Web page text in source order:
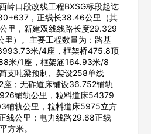
岭口段改线工程BXSG标段起讫
，正线长38.46公里（其
里，新建双线线路长度29.329
）。主要工程数量为：路基
米/4座，框架桥475.8顶
米/1座，框架涵164.93米/8
支吨梁预制、架设258单线
；无砟道床铺设36.752铺轨
铺轨公里，粒料道床54379
铺轨公里，粒料道床5975立方
线公里；电力线路29.68正线
方米。